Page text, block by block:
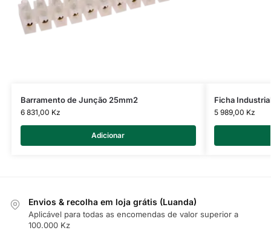
Barramento de Junção 25mm2
6 831,00 Kz
Adicionar
Ficha
5 989,00 Kz
Envios & recolha em loja grátis (Luanda)
Aplicável para todas as encomendas de valor superior a
100.000 Kz